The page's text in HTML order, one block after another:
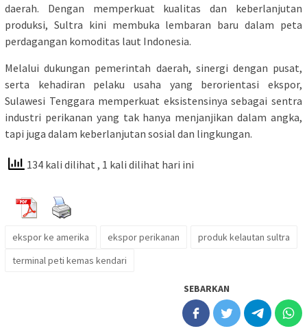
daerah. Dengan memperkuat kualitas dan keberlanjutan
produksi, Sultra kini membuka lembaran baru dalam peta
perdagangan komoditas laut Indonesia.
Melalui dukungan pemerintah daerah, sinergi dengan pusat,
serta kehadiran pelaku usaha yang berorientasi ekspor,
Sulawesi Tenggara memperkuat eksistensinya sebagai sentra
industri perikanan yang tak hanya menjanjikan dalam angka,
tapi juga dalam keberlanjutan sosial dan lingkungan.
134 kali dilihat , 1 kali dilihat hari ini
ekspor ke amerika ekspor perikanan
produk kelautan sultra
terminal peti kemas kendari
SEBARKAN